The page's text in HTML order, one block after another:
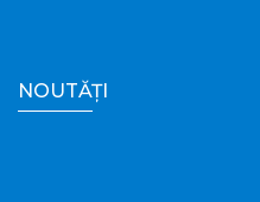
NOUTĂȚI